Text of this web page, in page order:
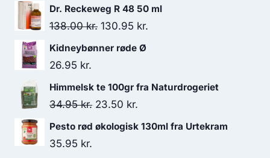
Dr. Reckeweg R 48 50 ml
138.00kr. Den
oprindelige
138.00 kr..
130.95 kr.
Kidneybønner røde Ø
26.95 kr.
Himmelsk te 100gr fra Naturdrogeriet
34.95kr. Den
oprindelige
23.50 kr.
aktuelle
Pesto rød økologisk 130ml fra Urtekram
35.95 kr.